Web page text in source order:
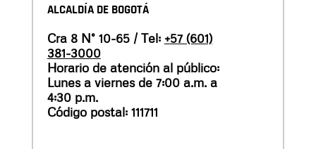
ALCALDÍA DE BOGOTÁ
Cra 8 N° 10-65 / Tel: +57 (601)
381-3000
Horario de atención al público:
Lunes a viernes de 7:00 a.m. a
4:30 p.m.
Código postal: 111711